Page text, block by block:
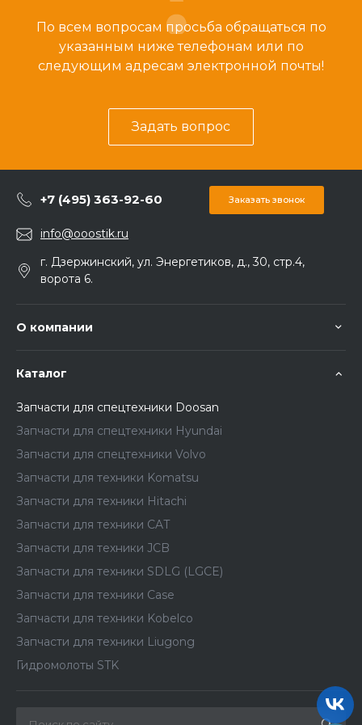
По всем вопросам просьба обращаться по
указанным ниже телефонам или по
следующим адресам электронной почты!
Задать вопрос
+7 (495) 363-92-60 Заказать звонок
info@ooostik.ru
г. Дзержинский, ул. Энергетиков, д., 30, стр.4,
ворота 6.
О компании
Каталог
Запчасти для спецтехники Doosan
Запчасти для спецтехники Hyundai
Запчасти для спецтехники Volvo
Запчасти для техники Komatsu
Запчасти для техники Hitachi
Запчасти для техники CAT
Запчасти для техники JCB
Запчасти для техники SDLG (LGCE)
Запчасти для техники Case
Запчасти для техники Kobelco
Запчасти для техники Liugong
Гидромолоты STK